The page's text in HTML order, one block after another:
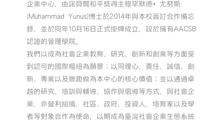
企業中心，由諾貝爾和平獎得主穆罕默德•尤努斯
(Muhammad Yunus)博士於2014年與本校簽訂合作備忘
錄，並於同年10月16日正式掛牌成立，設於擁有AACSB
認證的管理學院。
我們以成為社會企業教育、研究、創新和創業等方面受
到認可的國際樞紐為願景；以同理心、責任、誠信、創
新、專業以及樂趣做為本中心的核心價值；並以通過卓
越的研究、培訓與輔導、協作與倡導等方式，與社會企
業、非營利組織、社區、政府、投資人、培育家以及學
者等對象合作為使命，以期成為臺灣社會企業生態系統